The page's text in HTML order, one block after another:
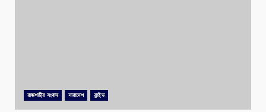
রাজশাহীর সংবাদ সারাদেশ স্লাইড